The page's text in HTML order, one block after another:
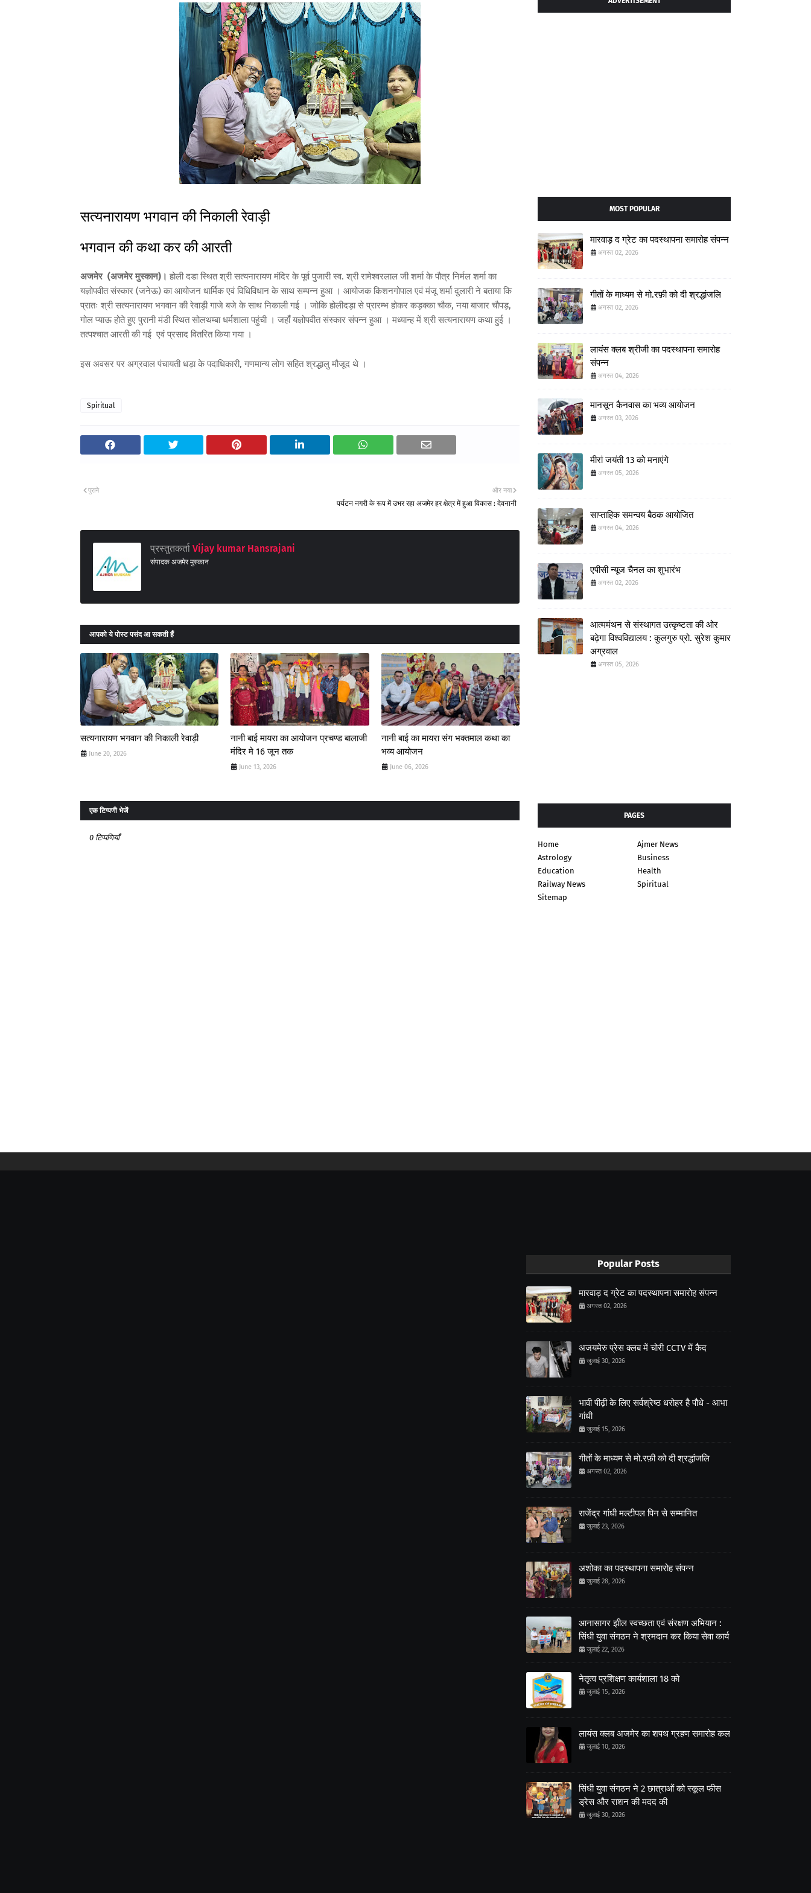
सत्यनारायण भगवान की निकाली रेवाड़ी
भगवान की कथा कर की आरती
अजमेर (अजमेर मुस्कान)। होली दडा स्थित श्री सत्यनारायण मंदिर के पूर्व पुजारी स्व. श्री रामेश्वरलाल जी शर्मा के पौत्र निर्मल शर्मा का
यज्ञोपवीत संस्कार (जनेऊ) का आयोजन धार्मिक एवं विधिविधान के साथ सम्पन्न हुआ । आयोजक किशनगोपाल एवं मंजू शर्मा दुलारी ने बताया कि
प्रातः श्री सत्यनारायण भगवान की रेवाड़ी गाजे बजे के साथ निकाली गई । जोकि होलीदड़ा से प्रारम्भ होकर कड़क्का चौक, नया बाजार चौपड़,
गोल प्याऊ होते हुए पुरानी मंडी स्थित सोलथम्बा धर्मशाला पहुंची । जहाँ यज्ञोपवीत संस्कार संपन्न हुआ । मध्यान्ह में श्री सत्यनारायण कथा हुई ।
तत्पश्चात आरती की गई एवं प्रसाद वितरित किया गया ।
इस अवसर पर अग्रवाल पंचायती धड़ा के पदाधिकारी, गणमान्य लोग सहित श्रद्धालु मौजूद थे ।
Spiritual
और नया
पर्यटन नगरी के रूप में उभर रहा अजमेर हर क्षेत्र में हुआ विकास : देवनानी
पुराने
प्रस्तुतकर्ता Vijay kumar Hansrajani
संपादक अजमेर मुस्कान
आपको ये पोस्ट पसंद आ सकती हैं
सत्यनारायण भगवान की निकाली रेवाड़ी
June 20, 2026
नानी बाई मायरा का आयोजन प्रचण्ड बालाजी
मंदिर मे 16 जून तक
June 13, 2026
नानी बाई का मायरा संग भक्तमाल कथा का
भव्य आयोजन
June 06, 2026
एक टिप्पणी भेजें
0 टिप्पणियाँ
MOST POPULAR
मारवाड़ द ग्रेट का पदस्थापना समारोह संपन्न
अगस्त 02, 2026
गीतों के माध्यम से मो.रफ़ी को दी श्रद्धांजलि
अगस्त 02, 2026
लायंस क्लब श्रीजी का पदस्थापना समारोह
संपन्न
अगस्त 04, 2026
मानसून कैनवास का भव्य आयोजन
अगस्त 03, 2026
मीरां जयंती 13 को मनाएंगे
अगस्त 05, 2026
साप्ताहिक समन्वय बैठक आयोजित
अगस्त 04, 2026
एपीसी न्यूज चैनल का शुभारंभ
अगस्त 02, 2026
आत्ममंथन से संस्थागत उत्कृष्टता की ओर
बढ़ेगा विश्वविद्यालय : कुलगुरु प्रो. सुरेश कुमार
अग्रवाल
अगस्त 05, 2026
PAGES
Home
Ajmer News
Astrology
Business
Education
Health
Railway News
Spiritual
Sitemap
Popular Posts
मारवाड़ द ग्रेट का पदस्थापना समारोह संपन्न
अगस्त 02, 2026
अजयमेरु प्रेस क्लब में चोरी CCTV में कैद
जुलाई 30, 2026
भावी पीढ़ी के लिए सर्वश्रेष्ठ धरोहर है पौधे - आभा
गांधी
जुलाई 15, 2026
गीतों के माध्यम से मो.रफ़ी को दी श्रद्धांजलि
अगस्त 02, 2026
राजेंद्र गांधी मल्टीपल पिन से सम्मानित
जुलाई 23, 2026
अशोका का पदस्थापना समारोह संपन्न
जुलाई 28, 2026
आनासागर झील स्वच्छता एवं संरक्षण अभियान :
सिंधी युवा संगठन ने श्रमदान कर किया सेवा कार्य
जुलाई 22, 2026
नेतृत्व प्रशिक्षण कार्यशाला 18 को
जुलाई 15, 2026
लायंस क्लब अजमेर का शपथ ग्रहण समारोह कल
जुलाई 10, 2026
सिंधी युवा संगठन ने 2 छात्राओं को स्कूल फीस
ड्रेस और राशन की मदद की
जुलाई 30, 2026